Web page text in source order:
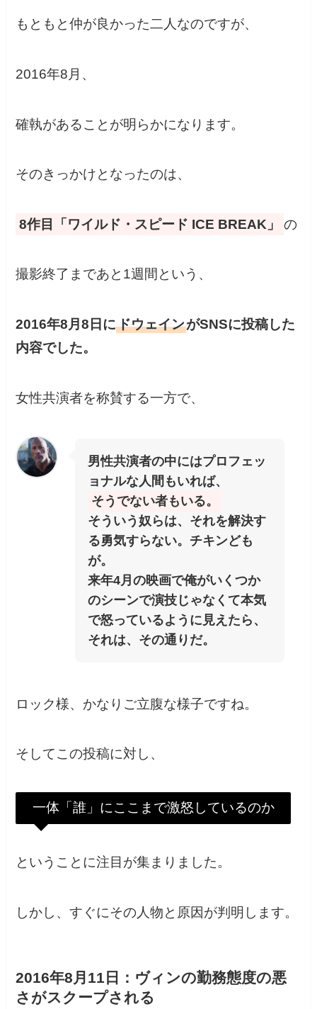
もともと仲が良かった二人なのですが、
2016年8月、
確執があることが明らかになります。
そのきっかけとなったのは、
8作目「ワイルド・スピード ICE BREAK」 の
撮影終了まであと1週間という、
2016年8月8日にドウェインがSNSに投稿した
内容でした。
女性共演者を称賛する一方で、
男性共演者の中にはプロフェッ
ョナルな人間もいれば、
そうでない者もいる。
そういう奴らは、それを解決す
る勇気すらない。チキンども
が。
来年4月の映画で俺がいくつか
のシーンで演技じゃなくて本気
で怒っているように見えたら、
それは、その通りだ。
ロック様、かなりご立腹な様子ですね。
そしてこの投稿に対し、
一体「誰」にここまで激怒しているのか
ということに注目が集まりました。
しかし、すぐにその人物と原因が判明します。
2016年8月11日：ヴィンの勤務態度の悪
さがスクープされる